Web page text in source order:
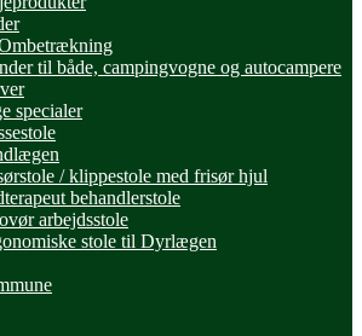
til både, campingvogne og autocampere
specialer
/ klippestole med frisør hjul
behandlerstole
arbejdsstole
stole til Dyrlægen